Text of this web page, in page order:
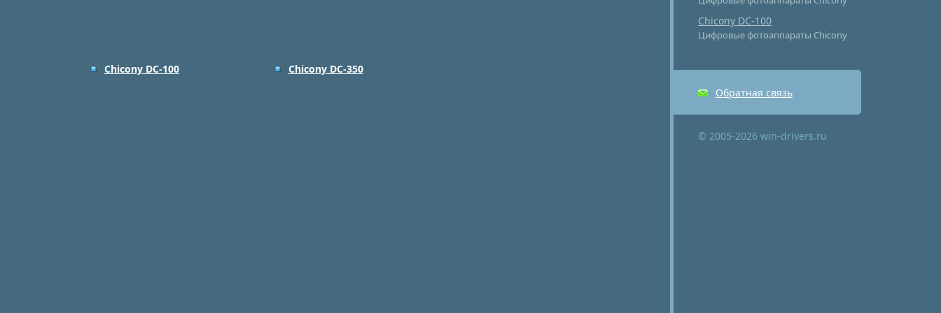
Chicony DC-100 Chicony DC-350
Chicony DC-100
Цифровые фотоаппараты Chicony
Обратная связь
© 2005-2026 win-drivers.ru